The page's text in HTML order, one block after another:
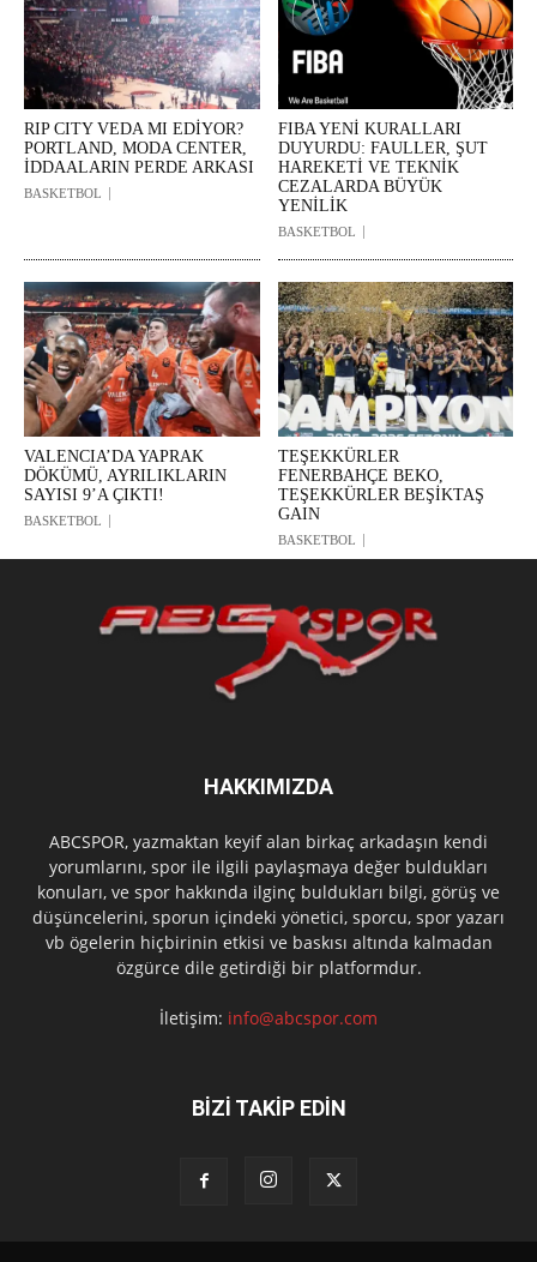
RIP CITY VEDA MI EDİYOR?
PORTLAND, MODA CENTER,
İDDAALARIN PERDE ARKASI
BASKETBOL
FIBA YENİ KURALLARI
DUYURDU: FAULLER, ŞUT
HAREKETİ VE TEKNİK
CEZALARDA BÜYÜK
YENİLİK
BASKETBOL
VALENCIA’DA YAPRAK
DÖKÜMÜ, AYRILIKLARIN
SAYISI 9’A ÇIKTI!
BASKETBOL
TEŞEKKÜRLER
FENERBAHÇE BEKO,
TEŞEKKÜRLER BEŞİKTAŞ
GAIN
BASKETBOL
HAKKIMIZDA
ABCSPOR, yazmaktan keyif alan birkaç arkadaşın kendi
yorumlarını, spor ile ilgili paylaşmaya değer buldukları
konuları, ve spor hakkında ilginç buldukları bilgi, görüş ve
düşüncelerini, sporun içindeki yönetici, sporcu, spor yazarı
vb ögelerin hiçbirinin etkisi ve baskısı altında kalmadan
özgürce dile getirdiği bir platformdur.
İletişim: info@abcspor.com
BİZİ TAKİP EDİN